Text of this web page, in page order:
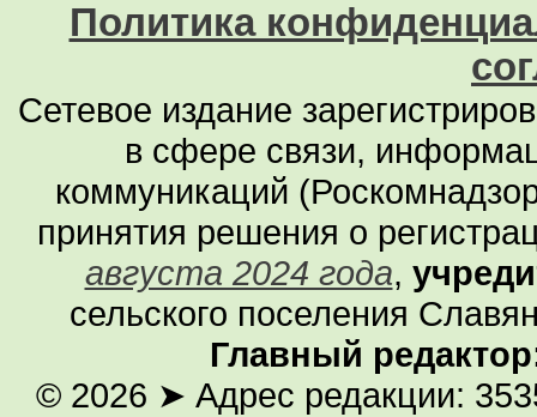
Политика
Сетевое издание
в сфере связи,
коммуникаций
принятия решения о
августа 2024 года,
сельского поселения
Главный
© 2026 ➤ Адрес редакции: